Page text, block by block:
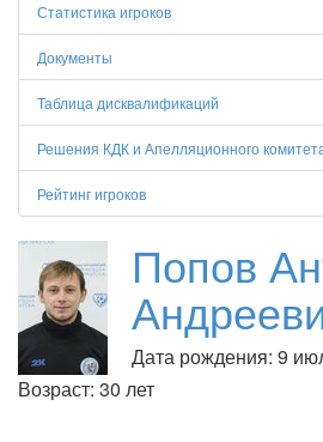
Статистика игроков
Документы
Таблица дисквалификаций
Решения КДК и Апелляционного
Рейтинг игроков
Попов
Дата рождения: 9
Возраст: 30 лет